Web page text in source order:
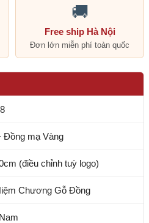
🚚
Free ship Hà Nội
Đơn lớn miễn phí toàn quốc
Đồng mạ Vàng
(điều chỉnh tuỳ logo)
Chương Gỗ Đồng